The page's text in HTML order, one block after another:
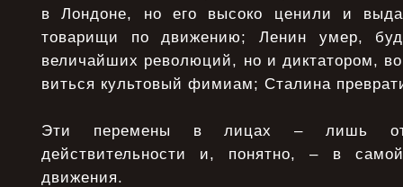
в Лондоне, но его высоко ценили и
товарищи по движению; Ленин умер,
величайших революций, но и диктатором,
виться культовый фимиам; Сталина
Эти перемены в лицах – лишь
действительности и, понятно, – в
движения.